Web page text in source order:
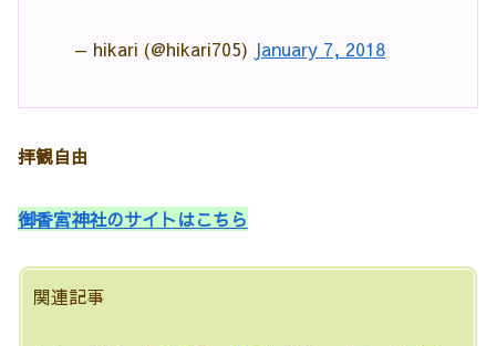
— hikari (@hikari705) January 7, 2018
拝観自由
御香宮神社のサイトはこちら
関連記事